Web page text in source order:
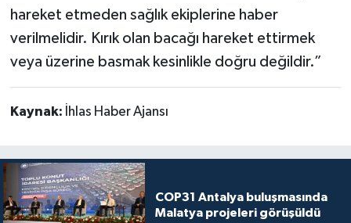
hareket etmeden sağlık ekiplerine haber
verilmelidir. Kırık olan bacağı hareket ettirmek
veya üzerine basmak kesinlikle doğru değildir.”
Kaynak: İhlas Haber Ajansı
COP31 Antalya buluşmasında
Malatya projeleri görüşüldü